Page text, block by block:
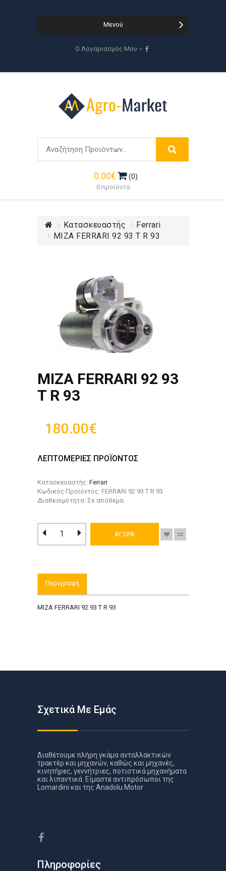
Μενού
Ο Λογαριασμός Μου
0.00€ (0)
0 προϊόντα
Κατασκευαστής
Ferrari
ΜΙΖΑ FERRARI 92 93 T R 93
ΜΙΖΑ FERRARI 92 93
T R 93
180.00€
ΛΕΠΤΟΜΕΡΙΕΣ ΠΡΟΪΟΝΤΟΣ
Κατασκευαστής: Ferrari
Κωδικός Προϊόντος: FERRARI 92 93 T R 93
Διαθεσιμότητα: Σε απόθεμα
ΑΓΟΡΑ
Περιγραφή
ΜΙΖΑ FERRARI 92 93 T R 93
Σχετικά Με Εμάς
Διαθέτουμε πλήρη γκάμα ανταλλακτικών
τρακτέρ και μηχανών, καθώς και μηχανές,
κινητήρες, γεννήτριες, ποτιστικά μηχανήματα
και λιπαντικά. Είμαστε αντιπρόσωποι της
Lomardini και της Anadolu Motor
Πληροφορίες